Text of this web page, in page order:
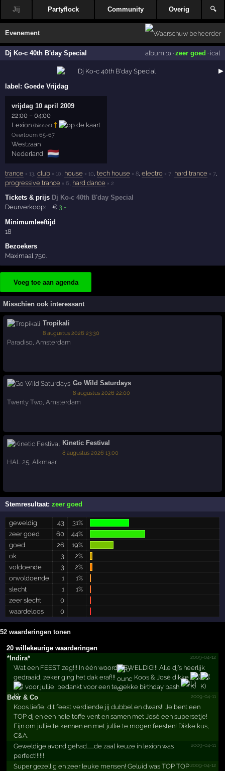
Jij Partyflock Community Overig 🔍
Evenement
Dj Ko-c 40th B'day Special album ,10 · zeer goed · ical
▶
label: Goede Vrijdag
vrijdag 10 april 2009
22:00 –04:00
Lexion (binnen) †
Overtoom 65-67
Westzaan
Nederland
🇳🇱
trance × 13,club × 10, house × 10,tech house × 8,electro × 7, hard trance × 7,
progressive trance × 6, hard dance × 2
Tickets & prijs Dj Ko-c 40th B'day Special
Deurverkoop:
€ 3,-
Minimumleeftijd
18
Bezoekers
Maximaal 750.
Voeg toe aan agenda
Misschien ook interessant
Tropikali
8 augustus 2026 23:30
Paradiso,Amsterdam
Go Wild Saturdays
8 augustus 2026 22:00
Twenty Two,Amsterdam
Kinetic Festival
8 augustus 2026 13:00
HAL 25,Alkmaar
Stemresultaat:zeer goed
geweldig 43
31%
zeer goed
60
44%
goed
26
19%
ok
3
2%
voldoende
3
2%
onvoldoende
1
1%
slecht
1
1%
zeer slecht
0
waardeloos
0
52 waarderingen tonen
20 willekeurige waarderingen
*Indira*
2009-04-12
Wat een FEEST zeg!!! In één woord GEWELDIG!!! Alle dj's heerlijk
gedraaid, zeker ging het dak eraf!!!
Koos & José dikke
voor jullie, bedankt voor een te gekke birthday bash
Bear & Co
2009-04-11
Koos liefie, dit feest verdiende jij dubbel en dwars!! Je bent een
TOP dj en een hele toffe vent en samen met José een supersetje!
Fijn om jullie te kennen en met jullie te mogen feesten! Dikke kus,
C&A.
2009-04-11
Geweldige avond gehad.......de zaal keuze in lexion was
perfect!!!!!!
2009-04-12
Super gezellig en zeer leuke mensen! Geluid was TOP TOP